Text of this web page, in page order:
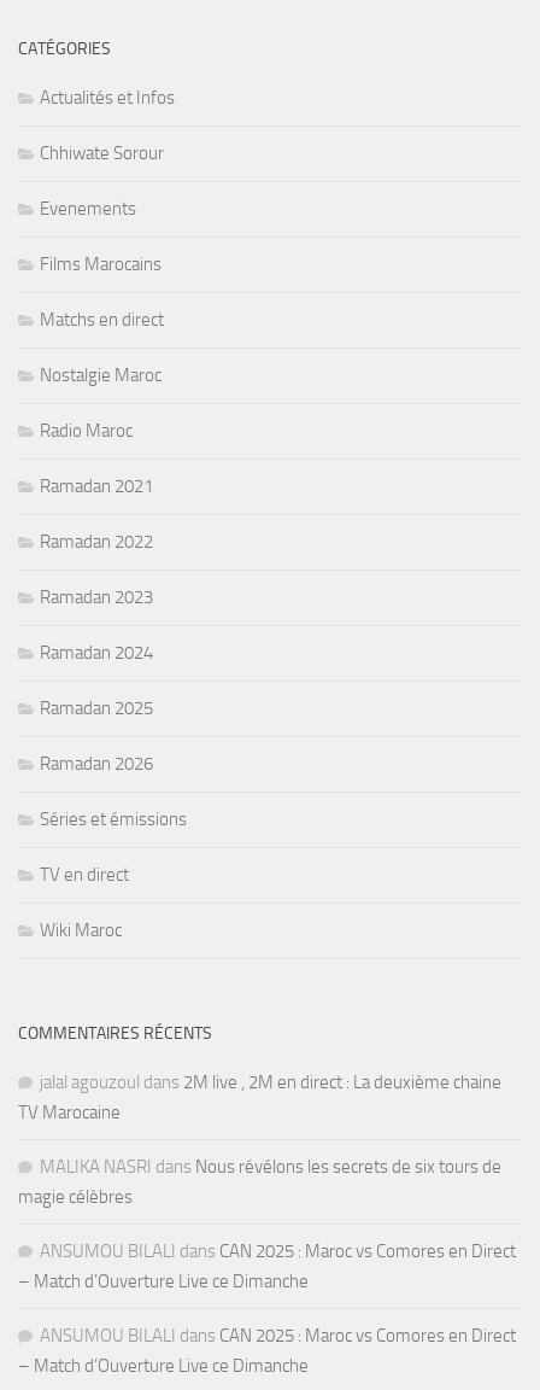
CATÉGORIES
Actualités et Infos
Chhiwate Sorour
Evenements
Films Marocains
Matchs en direct
Nostalgie Maroc
Radio Maroc
Ramadan 2021
Ramadan 2022
Ramadan 2023
Ramadan 2024
Ramadan 2025
Ramadan 2026
Séries et émissions
TV en direct
Wiki Maroc
COMMENTAIRES RÉCENTS
jalal agouzoul dans 2M live , 2M en direct : La deuxième chaine
TV Marocaine
MALIKA NASRI dans Nous révélons les secrets de six tours de
magie célèbres
ANSUMOU BILALI dans CAN 2025 : Maroc vs Comores en Direct
– Match d’Ouverture Live ce Dimanche
ANSUMOU BILALI dans CAN 2025 : Maroc vs Comores en Direct
– Match d’Ouverture Live ce Dimanche